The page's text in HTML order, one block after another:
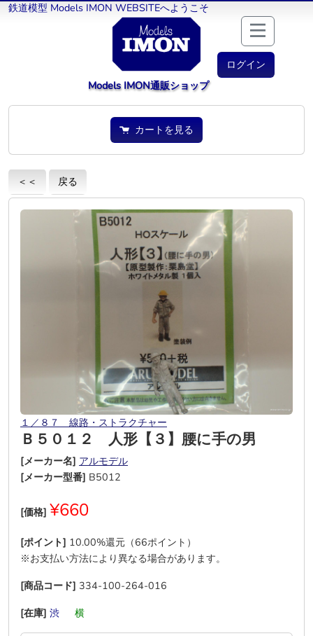
鉄道模型 Models IMON WEBSITEへようこそ
ログイン
Models IMON通販ショップ
カートを見る
＜＜ 戻る
１／８７ 線路・ストラクチャー
Ｂ５０１２ 人形【３】腰に手の男
[メーカー名] アルモデル
[メーカー型番] B5012
[価格] ¥660
[ポイント] 10.00%還元（66ポイント）
※お支払い方法により異なる場合があります。
[商品コード] 334-100-264-016
[在庫] 渋 横